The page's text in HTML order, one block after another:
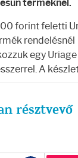
terméknél.
forint feletti
rendelésnél
egy Uriage
A
résztvevő